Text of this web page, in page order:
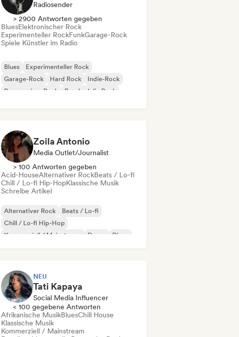
Radiosender
> 2900 Antworten gegeben
BluesElektronischer Rock
Experimenteller RockFunkGarage-Rock
Spiele Künstler im Radio
Blues
Experimenteller Rock
Garage-Rock
Hard Rock
Indie-Rock
Progressiver Rock
Psychedelic Rock
Zoila Antonio
Media Outlet/Journalist
> 100 Antworten gegeben
Acid-HouseAlternativer RockBeats / Lo-fi
Chill / Lo-fi Hip-HopKlassische Musik
Schreibe Artikel
Alternativer Rock
Beats / Lo-fi
Chill / Lo-fi Hip-Hop
Kommerziell / Mainstream
Dance
Disco
NEU
Tati Kapaya
Social Media Influencer
< 100 gegebene Antworten
Afrikanische MusikBluesChill House
Klassische Musik
Kommerziell / Mainstream